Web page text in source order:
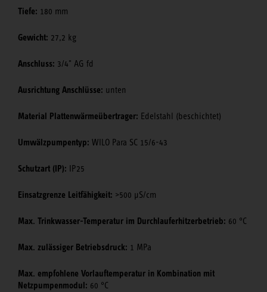
Tiefe: 180 mm
Gewicht: 27,2 kg
Anschluss: 3/4" AG fd
Ausrichtung Anschlüsse: unten
Material Plattenwärmeübertrager: Edelstahl (beschichtet)
Umwälzpumpentyp: WILO Para SC 15/6-43
Schutzart (IP): IP25
Einsatzgrenze Leitfähigkeit: >500 μS/cm
Max. Trinkwasser-Temperatur im Durchlauferhitzerbetrieb: 60 °C
Max. zulässiger Betriebsdruck: 1 MPa
Max. empfohlene Vorlauftemperatur in Kombination mit
Netzpumpenmodul: 60 °C